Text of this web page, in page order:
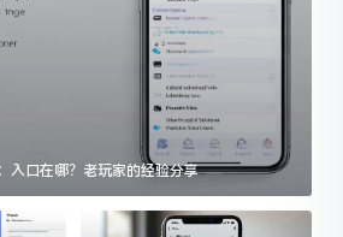
入口在哪？老玩家的经验分享